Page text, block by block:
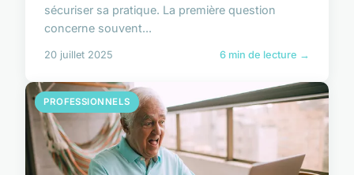
sécuriser sa pratique. La première question
concerne souvent...
20 juillet 2025 6 min de lecture →
PROFESSIONNELS